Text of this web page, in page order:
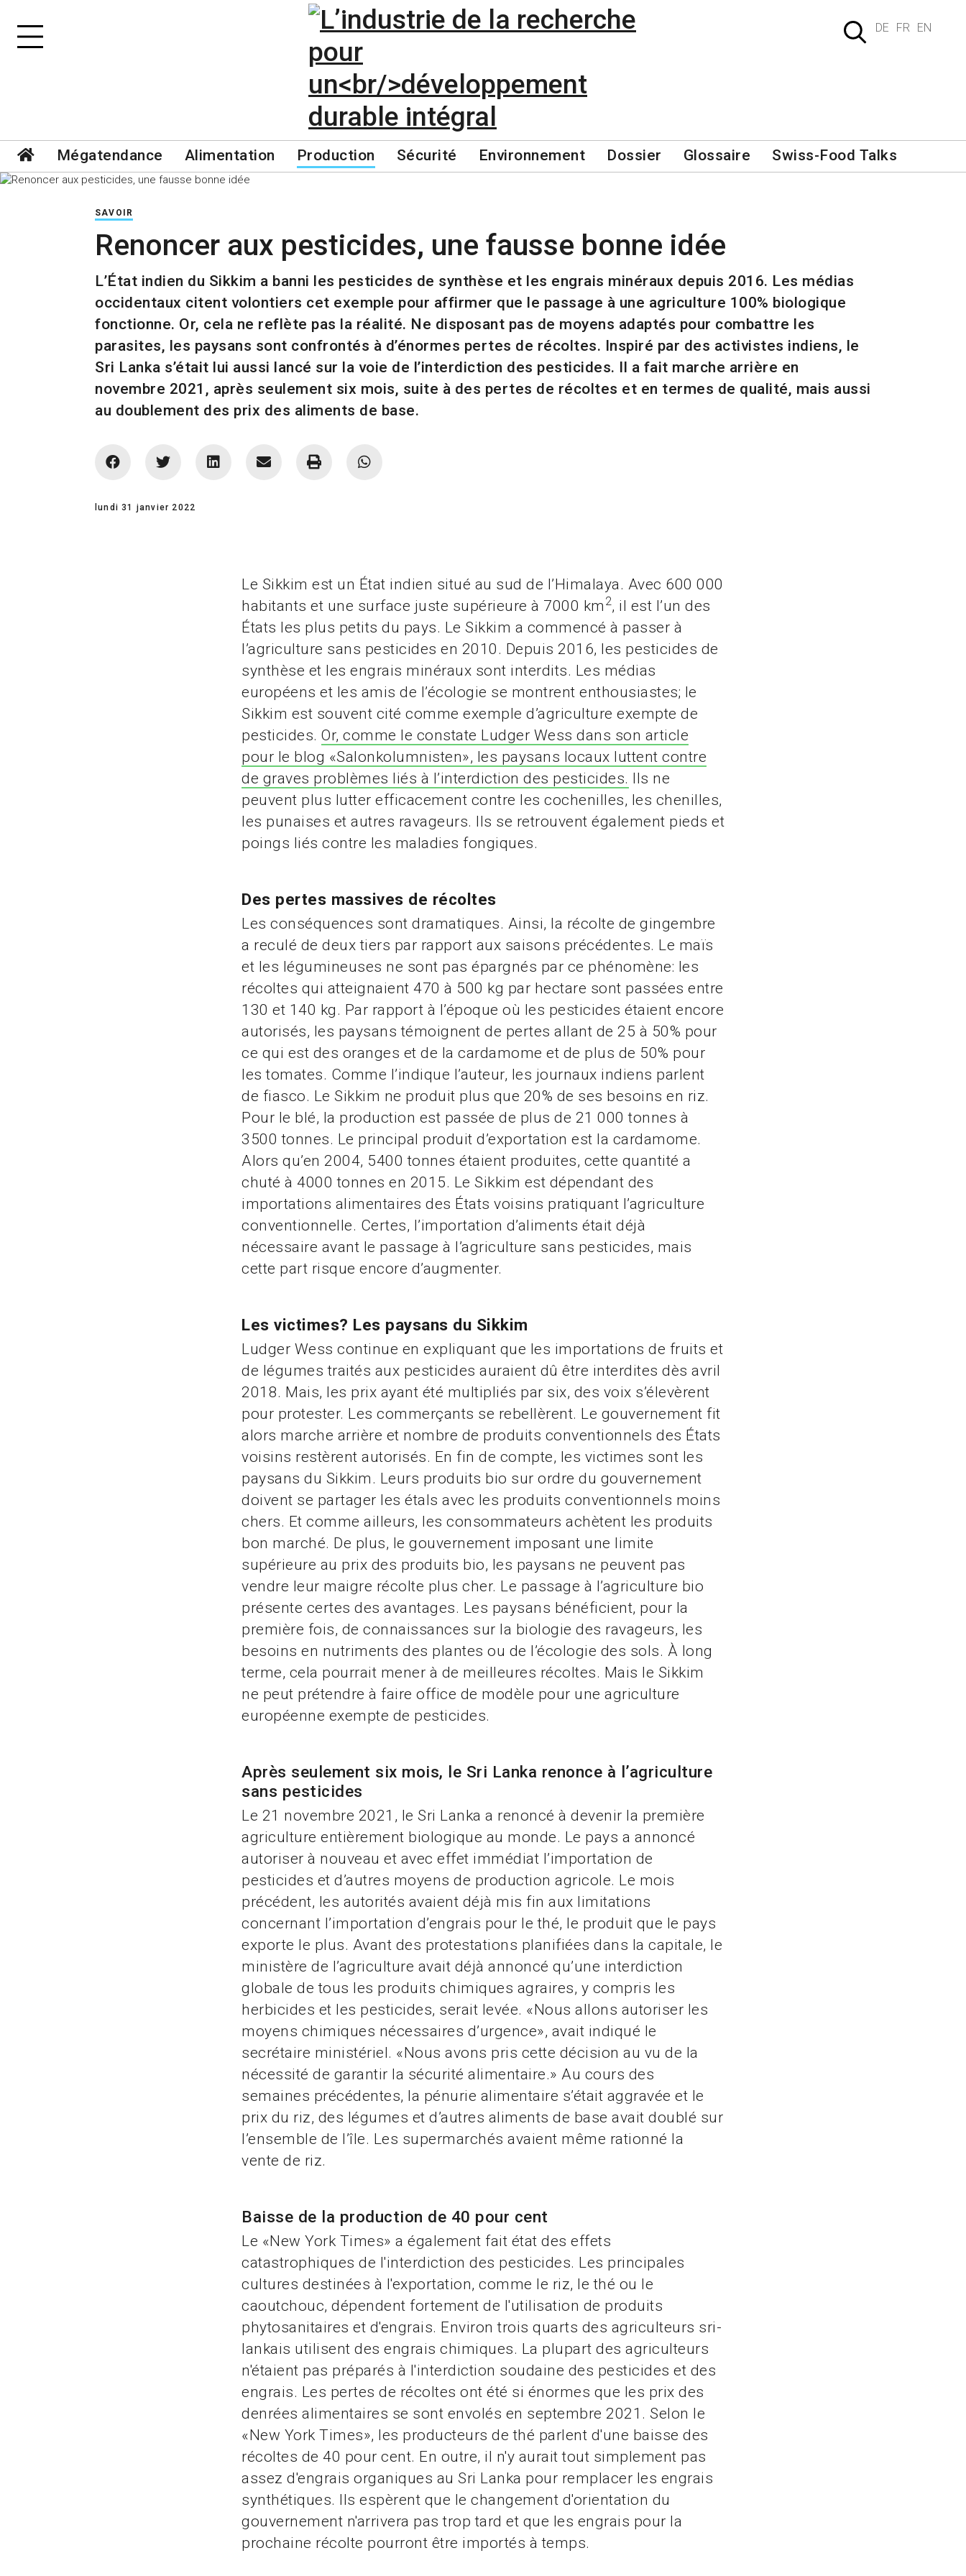
DE FR EN
Mégatendance Alimentation Production Sécurité Environnement Dossier Glossaire Swiss-Food Talks
SAVOIR
Renoncer aux pesticides, une fausse bonne idée
L’État indien du Sikkim a banni les pesticides de synthèse et les engrais minéraux depuis 2016. Les médias
occidentaux citent volontiers cet exemple pour affirmer que le passage à une agriculture 100% biologique
fonctionne. Or, cela ne reflète pas la réalité. Ne disposant pas de moyens adaptés pour combattre les
parasites, les paysans sont confrontés à d’énormes pertes de récoltes. Inspiré par des activistes indiens, le
Sri Lanka s’était lui aussi lancé sur la voie de l’interdiction des pesticides. Il a fait marche arrière en
novembre 2021, après seulement six mois, suite à des pertes de récoltes et en termes de qualité, mais aussi
au doublement des prix des aliments de base.
lundi 31 janvier 2022
Le Sikkim est un État indien situé au sud de l’Himalaya. Avec 600 000
habitants et une surface juste supérieure à 7000 km 2, il est l’un des
États les plus petits du pays. Le Sikkim a commencé à passer à
l’agriculture sans pesticides en 2010. Depuis 2016, les pesticides de
synthèse et les engrais minéraux sont interdits. Les médias
européens et les amis de l’écologie se montrent enthousiastes; le
Sikkim est souvent cité comme exemple d’agriculture exempte de
pesticides. Or, comme le constate Ludger Wess dans son article
pour le blog «Salonkolumnisten», les paysans locaux luttent contre
de graves problèmes liés à l’interdiction des pesticides. Ils ne
peuvent plus lutter efficacement contre les cochenilles, les chenilles,
les punaises et autres ravageurs. Ils se retrouvent également pieds et
poings liés contre les maladies fongiques.
Des pertes massives de récoltes
Les conséquences sont dramatiques. Ainsi, la récolte de gingembre
a reculé de deux tiers par rapport aux saisons précédentes. Le maïs
et les légumineuses ne sont pas épargnés par ce phénomène: les
récoltes qui atteignaient 470 à 500 kg par hectare sont passées entre
130 et 140 kg. Par rapport à l’époque où les pesticides étaient encore
autorisés, les paysans témoignent de pertes allant de 25 à 50% pour
ce qui est des oranges et de la cardamome et de plus de 50% pour
les tomates. Comme l’indique l’auteur, les journaux indiens parlent
de fiasco. Le Sikkim ne produit plus que 20% de ses besoins en riz.
Pour le blé, la production est passée de plus de 21 000 tonnes à
3500 tonnes. Le principal produit d’exportation est la cardamome.
Alors qu’en 2004, 5400 tonnes étaient produites, cette quantité a
chuté à 4000 tonnes en 2015. Le Sikkim est dépendant des
importations alimentaires des États voisins pratiquant l’agriculture
conventionnelle. Certes, l’importation d’aliments était déjà
nécessaire avant le passage à l’agriculture sans pesticides, mais
cette part risque encore d’augmenter.
Les victimes? Les paysans du Sikkim
Ludger Wess continue en expliquant que les importations de fruits et
de légumes traités aux pesticides auraient dû être interdites dès avril
2018. Mais, les prix ayant été multipliés par six, des voix s’élevèrent
pour protester. Les commerçants se rebellèrent. Le gouvernement fit
alors marche arrière et nombre de produits conventionnels des États
voisins restèrent autorisés. En fin de compte, les victimes sont les
paysans du Sikkim. Leurs produits bio sur ordre du gouvernement
doivent se partager les étals avec les produits conventionnels moins
chers. Et comme ailleurs, les consommateurs achètent les produits
bon marché. De plus, le gouvernement imposant une limite
supérieure au prix des produits bio, les paysans ne peuvent pas
vendre leur maigre récolte plus cher. Le passage à l’agriculture bio
présente certes des avantages. Les paysans bénéficient, pour la
première fois, de connaissances sur la biologie des ravageurs, les
besoins en nutriments des plantes ou de l’écologie des sols. À long
terme, cela pourrait mener à de meilleures récoltes. Mais le Sikkim
ne peut prétendre à faire office de modèle pour une agriculture
européenne exempte de pesticides.
Après seulement six mois, le Sri Lanka renonce à l’agriculture
sans pesticides
Le 21 novembre 2021, le Sri Lanka a renoncé à devenir la première
agriculture entièrement biologique au monde. Le pays a annoncé
autoriser à nouveau et avec effet immédiat l’importation de
pesticides et d’autres moyens de production agricole. Le mois
précédent, les autorités avaient déjà mis fin aux limitations
concernant l’importation d’engrais pour le thé, le produit que le pays
exporte le plus. Avant des protestations planifiées dans la capitale, le
ministère de l’agriculture avait déjà annoncé qu’une interdiction
globale de tous les produits chimiques agraires, y compris les
herbicides et les pesticides, serait levée. «Nous allons autoriser les
moyens chimiques nécessaires d’urgence», avait indiqué le
secrétaire ministériel. «Nous avons pris cette décision au vu de la
nécessité de garantir la sécurité alimentaire.» Au cours des
semaines précédentes, la pénurie alimentaire s’était aggravée et le
prix du riz, des légumes et d’autres aliments de base avait doublé sur
l’ensemble de l’île. Les supermarchés avaient même rationné la
vente de riz.
Baisse de la production de 40 pour cent
Le «New York Times» a également fait état des effets
catastrophiques de l'interdiction des pesticides. Les principales
cultures destinées à l'exportation, comme le riz, le thé ou le
caoutchouc, dépendent fortement de l'utilisation de produits
phytosanitaires et d'engrais. Environ trois quarts des agriculteurs sri-
lankais utilisent des engrais chimiques. La plupart des agriculteurs
n'étaient pas préparés à l'interdiction soudaine des pesticides et des
engrais. Les pertes de récoltes ont été si énormes que les prix des
denrées alimentaires se sont envolés en septembre 2021. Selon le
«New York Times», les producteurs de thé parlent d'une baisse des
récoltes de 40 pour cent. En outre, il n'y aurait tout simplement pas
assez d'engrais organiques au Sri Lanka pour remplacer les engrais
synthétiques. Ils espèrent que le changement d'orientation du
gouvernement n'arrivera pas trop tard et que les engrais pour la
prochaine récolte pourront être importés à temps.